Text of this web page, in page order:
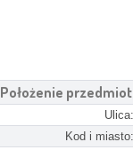
Położenie
Ulica:
Kod i miasto: